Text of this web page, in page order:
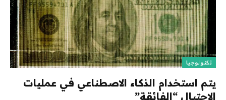
تكنولوجيا
يتم استخدام الذكاء الاصطناعي في عمليات
الاحتيال “الفائقة”